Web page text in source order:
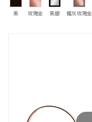
黑 玫瑰金 黑銀 鐵灰玫瑰金